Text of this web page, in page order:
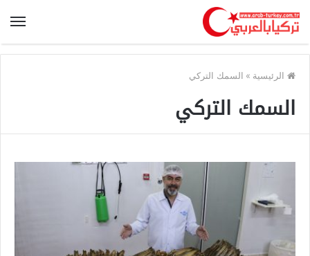
الرئيسية » السمك التركي
السمك التركي